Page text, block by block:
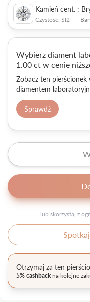
Kamień cent. :
Czystość: SI2 |
Wybierz diament
1.00 ct w cenie
Zobacz ten pierścionek
diamentem
Sprawdź
lub skorzystaj z
Otrzymaj za ten
5% cashbackna kolejne